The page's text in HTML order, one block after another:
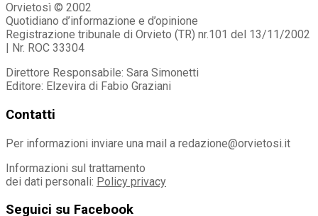
Orvietosì © 2002
Quotidiano d’informazione e d’opinione
Registrazione tribunale di Orvieto (TR) nr.101 del 13/11/2002
| Nr. ROC 33304
Direttore Responsabile: Sara Simonetti
Editore: Elzevira di Fabio Graziani
Contatti
Per informazioni inviare una mail a redazione@orvietosi.it
Informazioni sul trattamento
dei dati personali: Policy privacy
Seguici su Facebook